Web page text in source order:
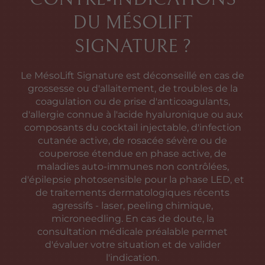
DU MÉSOLIFT
SIGNATURE ?
Le MésoLift Signature est déconseillé en cas de
grossesse ou d'allaitement, de troubles de la
coagulation ou de prise d'anticoagulants,
d'allergie connue à l'acide hyaluronique ou aux
composants du cocktail injectable, d'infection
cutanée active, de rosacée sévère ou de
couperose étendue en phase active, de
maladies auto-immunes non contrôlées,
d'épilepsie photosensible pour la phase LED, et
de traitements dermatologiques récents
agressifs - laser, peeling chimique,
microneedling. En cas de doute, la
consultation médicale préalable permet
d'évaluer votre situation et de valider
l'indication.